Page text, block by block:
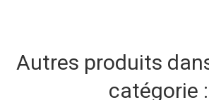
Autres produits
catégorie :